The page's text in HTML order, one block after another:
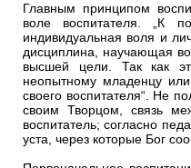
Главным принципом
воле воспитателя. „К
индивидуальная воля и
дисциплина, научающая
высшей цели. Так как
неопытному младенцу
своего воспитателя“. Не
своим Творцом, связь
воспитатель; согласно
уста, через которые Бог